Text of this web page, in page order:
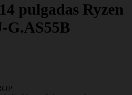
pulgadas Ryzen
G.AS55B